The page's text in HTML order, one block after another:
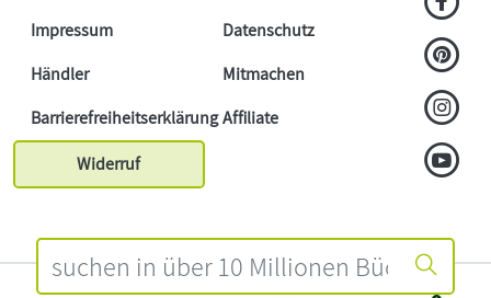
Impressum
Datenschutz
Händler
Mitmachen
BarrierefreiheitserklärungAffiliate
Widerruf